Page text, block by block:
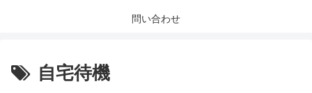
問い合わせ
自宅待機